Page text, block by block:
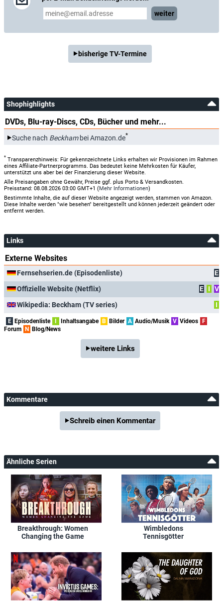
weiter
bisherige TV-Termine
Shophighlights
DVDs, Blu-ray-Discs, CDs, Bücher und mehr...
Suche nach Beckhambei Amazon.de*
* Transparenzhinweis: Für gekennzeichnete Links erhalten wir Provisionen im Rahmen
eines Affiliate-Partnerprogramms. Das bedeutet keine Mehrkosten für Käufer,
unterstützt uns aber bei der Finanzierung dieser Website.
Alle Preisangaben ohne Gewähr, Preise ggf. plus Porto & Versandkosten.
Preisstand: 08.08.2026 03:00 GMT+1 (Mehr Informationen)
Bestimmte Inhalte, die auf dieser Website angezeigt werden, stammen von Amazon.
Diese Inhalte werden "wie besehen" bereitgestellt und können jederzeit geändert oder
entfernt werden.
Links
Externe Websites
Fernsehserien.de (Episodenliste)
E
Offizielle Website (Netflix)
E I
V
Wikipedia: Beckham (TV series)
I
E Episodenliste I Inhaltsangabe B Bilder A Audio/Musik V Videos F
Forum N Blog/News
weitere Links
Kommentare
Schreib einen Kommentar
Ähnliche Serien
Breakthrough: Women
Changing the Game
Wimbledons
Tennisgötter